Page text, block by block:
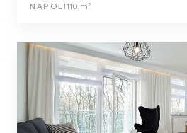
NAPOLI110 m²